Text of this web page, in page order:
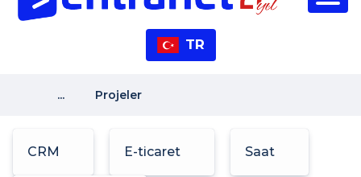
TR
... Projeler
CRM E-ticaret Saat